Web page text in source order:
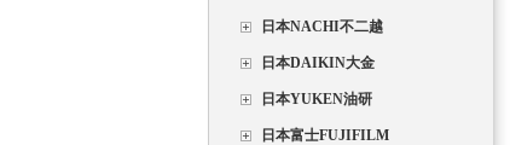
日本NACHI不二越
日本DAIKIN大金
日本YUKEN油研
日本富士FUJIFILM